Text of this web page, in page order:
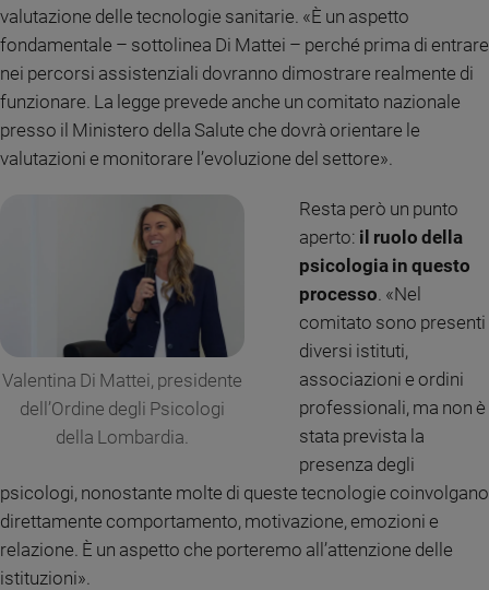
Musica
Arte
Famiglia
ed
educazione
Genitori
Adolescenza
Bioetica
Vai
Riflessioni
valutazione delle tecnologie sanitarie. «È un aspetto
fondamentale – sottolinea Di Mattei – perché prima di entrare
nei percorsi assistenziali dovranno dimostrare realmente di
funzionare. La legge prevede anche un comitato nazionale
presso il Ministero della Salute che dovrà orientare le
valutazioni e monitorare l’evoluzione del settore».
Valentina Di Mattei, presidente
dell’Ordine degli Psicologi
della Lombardia.
Resta però un punto
aperto: il ruolo della
psicologia in questo
processo . «Nel
comitato sono presenti
diversi istituti,
associazioni e ordini
professionali, ma non è
stata prevista la
presenza degli
psicologi, nonostante molte di queste tecnologie coinvolgano
direttamente comportamento, motivazione, emozioni e
relazione. È un aspetto che porteremo all’attenzione delle
istituzioni».